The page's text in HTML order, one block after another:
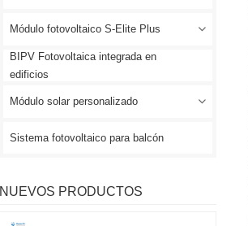
Módulo fotovoltaico S-Elite Plus
BIPV Fotovoltaica integrada en
edificios
Módulo solar personalizado
Sistema fotovoltaico para balcón
NUEVOS PRODUCTOS